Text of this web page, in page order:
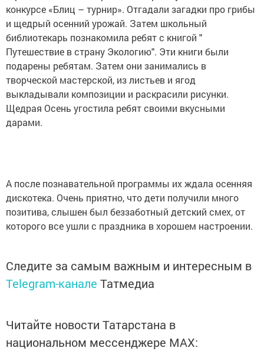
конкурсе «Блиц – турнир». Отгадали загадки про грибы
и щедрый осенний урожай. Затем школьный
библиотекарь познакомила ребят с книгой "
Путешествие в страну Экологию". Эти книги были
подарены ребятам. Затем они занимались в
творческой мастерской, из листьев и ягод
выкладывали композиции и раскрасили рисунки.
Щедрая Осень угостила ребят своими вкусными
дарами.
А после познавательной программы их ждала осенняя
дискотека. Очень приятно, что дети получили много
позитива, слышен был беззаботный детский смех, от
которого все ушли с праздника в хорошем настроении.
Следите за самым важным и интересным в
Telegram-канале Татмедиа
Читайте новости Татарстана в
национальном мессенджере MАХ: